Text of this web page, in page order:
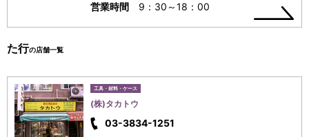
営業時間
9：30～18：00
た行の店舗一覧
工具・材料・ケース
(株)タカトウ
03-3834-1251